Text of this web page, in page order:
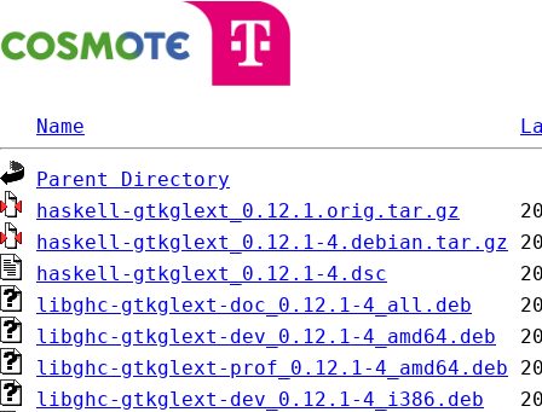
Name
Parent Directory
haskell-gtkglext_0.12.1.orig.tar.gz
haskell-gtkglext_0.12.1-4.debian.tar.gz
haskell-gtkglext_0.12.1-4.dsc
libghc-gtkglext-doc_0.12.1-4_all.deb
libghc-gtkglext-dev_0.12.1-4_amd64.deb
libghc-gtkglext-prof_0.12.1-4_amd64.deb
libghc-gtkglext-dev_0.12.1-4_i386.deb